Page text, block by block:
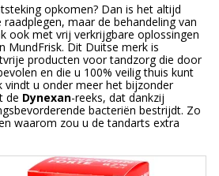
opkomen? Dan is het altijd
maar de behandeling van
ook met vrij verkrijgbare oplossingen
MundFrisk. Dit Duitse merk is
producten voor tandzorg die door
en die u 100% veilig thuis kunt
vindt u onder meer het bijzonder
de Dynexan-reeks, dat dankzij
bacteriën bestrijdt. Zo
waarom zou u de tandarts extra